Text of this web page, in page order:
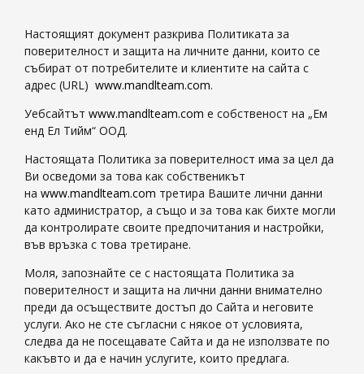
Настоящият документ разкрива Политиката за
поверителност и защита на личните данни, които се
събират от потребителите и клиентите на сайта с
адрес (URL) www.mandlteam.com.
Уебсайтът www.mandlteam.com е собственост на „Ем
енд Ел Тийм“ ООД.
Настоящата Политика за поверителност има за цел да
Ви осведоми за това как собственикът
на www.mandlteam.com третира Вашите лични данни
като администратор, а също и за това как бихте могли
да контролирате своите предпочитания и настройки,
във връзка с това третиране.
Моля, запознайте се с настоящата Политика за
поверителност и защита на лични данни внимателно
преди да осъществите достъп до Сайта и неговите
услуги. Ако не сте съгласни с някое от условията,
следва да не посещавате Сайта и да не използвате по
какъвто и да е начин услугите, които предлага.